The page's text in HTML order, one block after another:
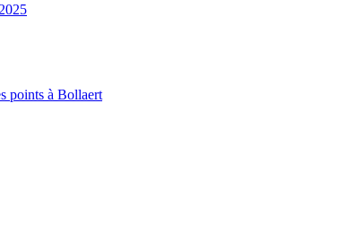
points à Bollaert